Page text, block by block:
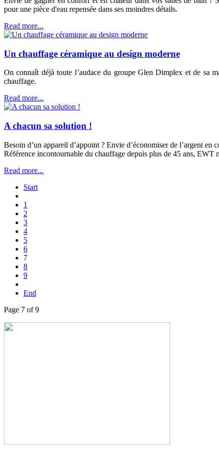
pour une pièce d'eau repensée dans ses moindres détails.
Read more...
Un chauffage céramique au design moderne
On connaît déjà toute l’audace du groupe Glen Dimplex et de sa
chauffage.
Read more...
A chacun sa solution !
Besoin d’un appareil d’appoint ? Envie d’économiser de l’argent en
Référence incontournable du chauffage depuis plus de 45 ans, EWT
Read more...
Start
1
2
3
4
5
6
7
8
9
End
Page 7 of 9